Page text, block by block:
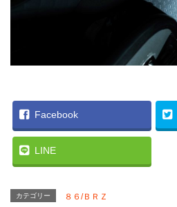
Facebook
LINE
カテゴリー ８６/ＢＲＺ